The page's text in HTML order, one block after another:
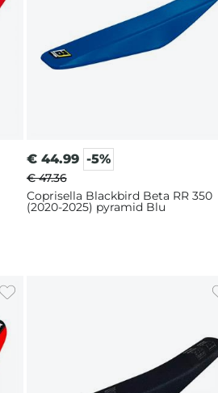
€ 44.99 -5%
€ 47.36
Coprisella Blackbird Beta RR 350
(2020-2025) pyramid Blu